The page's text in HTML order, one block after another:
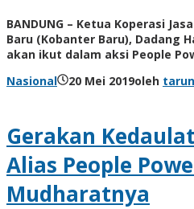
BANDUNG – Ketua Koperasi
Baru (Kobanter Baru), Dadang
akan ikut dalam aksi People
Nasional
20 Mei 2019oleh
Gerakan
Alias People
Mudharatnya